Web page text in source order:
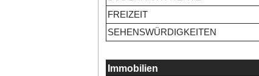
FREIZEIT
SEHENSWÜRDIGKEITEN
Immobilien